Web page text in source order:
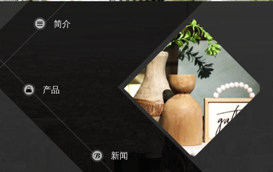
简介
产品
新闻